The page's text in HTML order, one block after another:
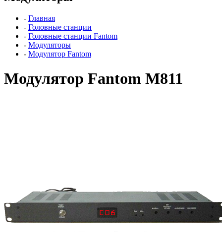
- Главная
- Головные станции
- Головные станции Fantom
- Модуляторы
- Модулятор Fantom
Модулятор Fantom M811